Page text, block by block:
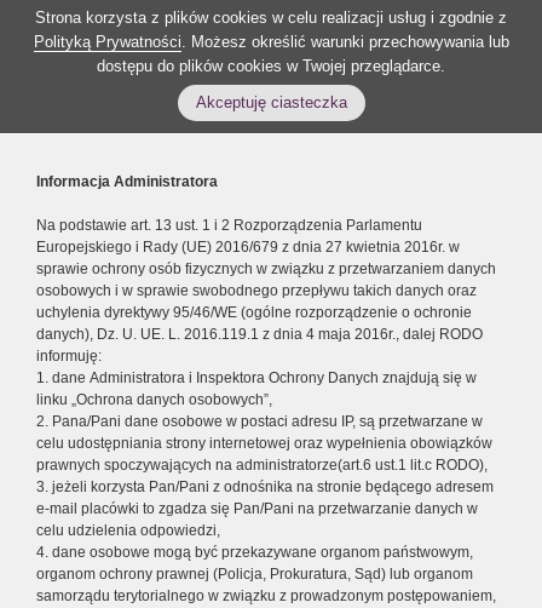
Strona korzysta z plików cookies w celu realizacji usług i zgodnie z
Polityką Prywatności. Możesz określić warunki przechowywania lub
dostępu do plików cookies w Twojej przeglądarce.
Akceptuję ciasteczka
Informacja Administratora
Na podstawie art. 13 ust. 1 i 2 Rozporządzenia Parlamentu
Europejskiego i Rady (UE) 2016/679 z dnia 27 kwietnia 2016r. w
sprawie ochrony osób fizycznych w związku z przetwarzaniem danych
osobowych i w sprawie swobodnego przepływu takich danych oraz
uchylenia dyrektywy 95/46/WE (ogólne rozporządzenie o ochronie
danych), Dz. U. UE. L. 2016.119.1 z dnia 4 maja 2016r., dalej RODO
informuję:
1. dane Administratora i Inspektora Ochrony Danych znajdują się w
linku „Ochrona danych osobowych”,
2. Pana/Pani dane osobowe w postaci adresu IP, są przetwarzane w
celu udostępniania strony internetowej oraz wypełnienia obowiązków
prawnych spoczywających na administratorze(art.6 ust.1 lit.c RODO),
3. jeżeli korzysta Pan/Pani z odnośnika na stronie będącego adresem
e-mail placówki to zgadza się Pan/Pani na przetwarzanie danych w
celu udzielenia odpowiedzi,
4. dane osobowe mogą być przekazywane organom państwowym,
organom ochrony prawnej (Policja, Prokuratura, Sąd) lub organom
samorządu terytorialnego w związku z prowadzonym postępowaniem,